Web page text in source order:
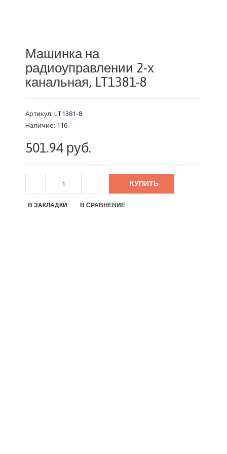
Машинка на
радиоуправлении 2-х
канальная, LT1381-8
Артикул: LT1381-8
Наличие: 116
501.94 руб.
КУПИТЬ
В ЗАКЛАДКИ В СРАВНЕНИЕ